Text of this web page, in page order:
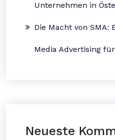
Unternehmen in
Die Macht von SMA:
Media Advertising
Neueste